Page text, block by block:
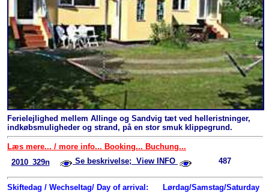
Ferielejlighed mellem Allinge og Sandvig tæt ved helleristninger,
indkøbsmuligheder og strand, på en stor smuk klippegrund.
Læs mere... / more info... Booking... Buchung...
2010_329n
Se beskrivelse; View INFO 487
Skiftedag / Wechseltag/ Day of arrival:
Lørdag/Samstag/Saturday